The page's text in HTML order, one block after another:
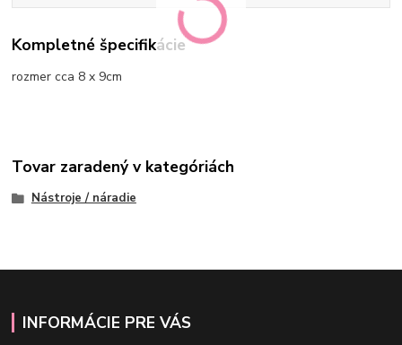
Kompletné špecifikácie
rozmer cca 8 x 9cm
Tovar zaradený v kategóriách
Nástroje / náradie
INFORMÁCIE PRE VÁS